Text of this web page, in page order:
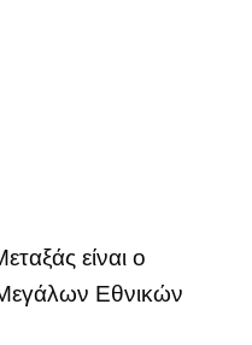
είναι ο
Εθνικών